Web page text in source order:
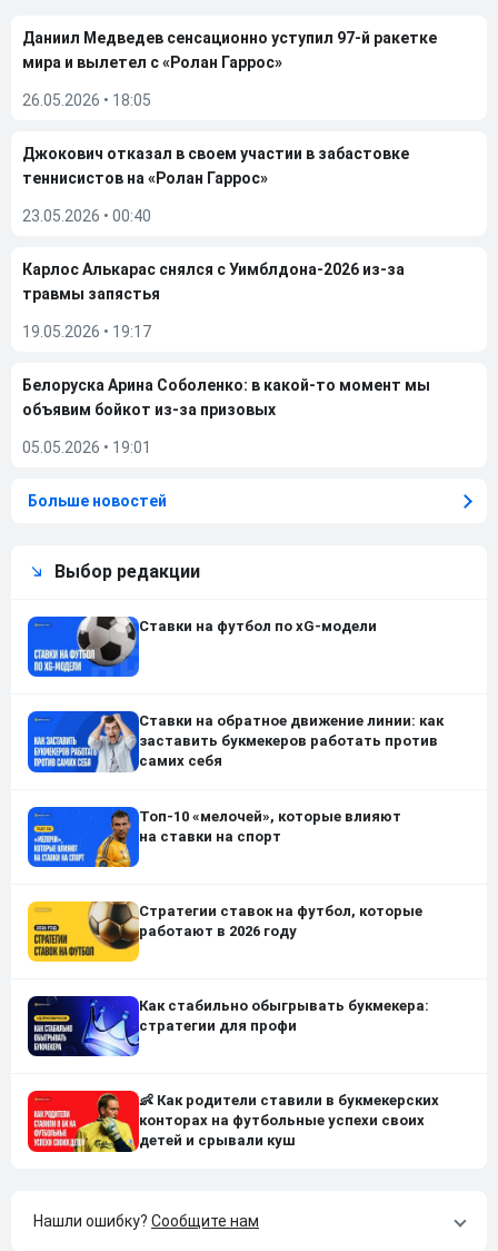
Даниил Медведев сенсационно уступил 97-й ракетке
мира и вылетел с «Ролан Гаррос»
26.05.2026 • 18:05
Джокович отказал в своем участии в забастовке
теннисистов на «Ролан Гаррос»
23.05.2026 • 00:40
Карлос Алькарас снялся с Уимблдона-2026 из-за
травмы запястья
19.05.2026 • 19:17
Белоруска Арина Соболенко: в какой-то момент мы
объявим бойкот из-за призовых
05.05.2026 • 19:01
Больше новостей
Выбор редакции
Ставки на футбол по xG-модели
Ставки на обратное движение линии: как
заставить букмекеров работать против
самих себя
Топ-10 «мелочей», которые влияют
на ставки на спорт
Стратегии ставок на футбол, которые
работают в 2026 году
Как стабильно обыгрывать букмекера:
стратегии для профи
👶 Как родители ставили в букмекерских
конторах на футбольные успехи своих
детей и срывали куш
Нашли ошибку? Сообщите нам